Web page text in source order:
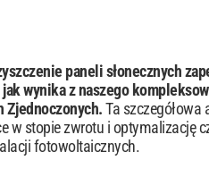
paneli słonecznych
wynika z naszego
Zjednoczonych.Ta
w stopie zwrotu i optymalizację
fotowoltaicznych.